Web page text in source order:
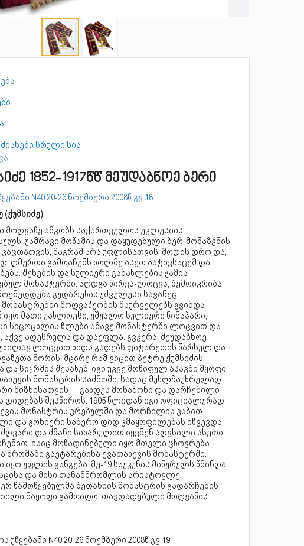
სრული სია
1852-1917წწ მეუდაბნოე ბერი
N40 20-26 ნოემბერი 2008წ გვ.18
(ქუმსიძე)
მოღვაწე ამკობს საქართველოს ეკლესიის
უამრავი მოწამის და დაყუდებული ბერ-მონაზვნის
კაცთათვის, მაგრამ არა უფლისათვის. მოდის დრო და,
ღმერთი გამოაჩენს ხოლმე ასეთ პატივსაცემ და
შენების და სულიერი განახლების ჟამია
მონასტერში. აღდგა წირვა-ლოცვა, შემოიკრიბა
გუდარეხის უძველესი სავანეც.
მოღვაწეობის მსურველებს გვინდა
იყო მათი უახლოესი, უშუალო სულიერი წინაპარი,
სიცოცხლის წლები ამავე მონასტერში ლოცვით და
აქვე აღესრულა და დაეფლა. გვჯერა, მეუდაბნოე
ლოცვით ხიდს გადებს ფიტარეთის წარსულ და
შორის. მცირე რამ ვიცით პეტრე ქუმსიძის
სიყრმის შესახებ. იგი უკვე მოწიფულ ასაკში მყოფი
მონასტრის საძმოში, სადაც მუხლჩაუხრელად
მიზნისათვის — გახდეს მონაზონი და დარჩენილი
შესწიროს. 1905 წლიდან იგი ოფიციალურად
მონასტრის კრებულში და მორჩილის კაბით
და გონიერი საბერო დიდ კმაყოფილებას იწვევდა.
და ძმანი სიხარულით იყვნენ აღვსილი ასეთი
ისიც მოწადინებული იყო მთელი ცხოვრება
გაეტარებინა ქვათახევის მონასტერში.
იყო უფლის განგება. მე-19 საუკუნის მიწურულს წმინდა
და მისი თანამშრომლის არისტოვლე
წამოწყებულმა ბეთანიის მონასტრის გადარჩენის
ნაყოფი გამოიღო. თავდადებული მოღვაწის
უწყებანი N40 20-26 ნოემბერი 2008წ გვ.19